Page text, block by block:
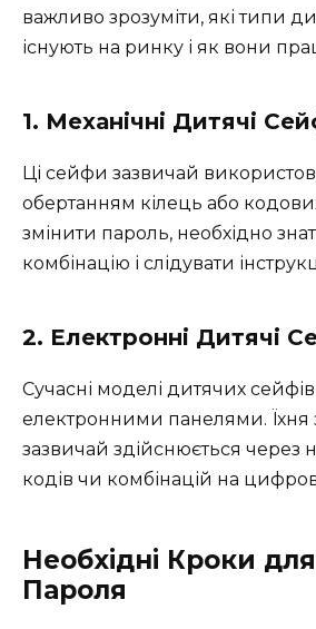
важливо зрозуміти, які типи
існують на ринку і як вони
1. Механічні Дитячі
Ці сейфи зазвичай
обертанням кілець або
змінити пароль, необхідно
комбінацію і слідувати
2. Електронні Дитячі
Сучасні моделі дитячих
електронними панелями. Їхня
зазвичай здійснюється через
кодів чи комбінацій на
Необхідні Кроки
Пароля